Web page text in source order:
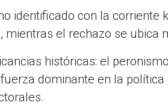
identificado con la corriente
mientras el rechazo se ubica
históricas: el
dominante en la